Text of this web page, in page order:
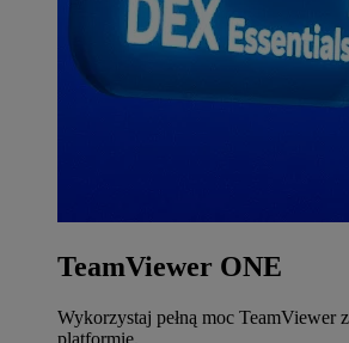
TeamViewer ONE
Wykorzystaj pełną moc TeamViewer